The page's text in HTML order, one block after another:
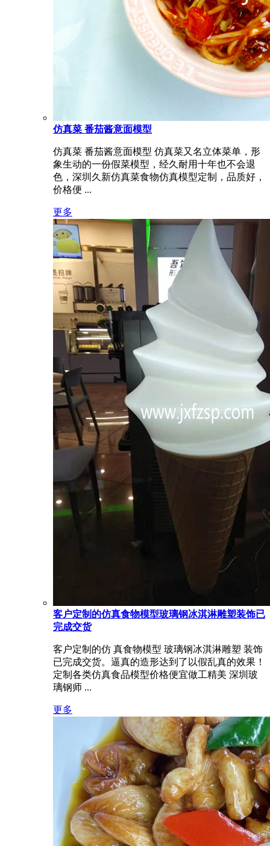
仿真菜 番茄酱意面模型
仿真菜 番茄酱意面模型 仿真菜又名立体菜单，形
象生动的一份假菜模型，经久耐用十年也不会退
色，深圳久新仿真菜食物仿真模型定制，品质好，
价格便 ...
更多
客户定制的仿真食物模型玻璃钢冰淇淋雕塑装饰已
完成交货
客户定制的仿 真食物模型 玻璃钢冰淇淋雕塑 装饰
已完成交货。逼真的造形达到了以假乱真的效果！
定制各类仿真食品模型价格便宜做工精美 深圳玻
璃钢师 ...
更多